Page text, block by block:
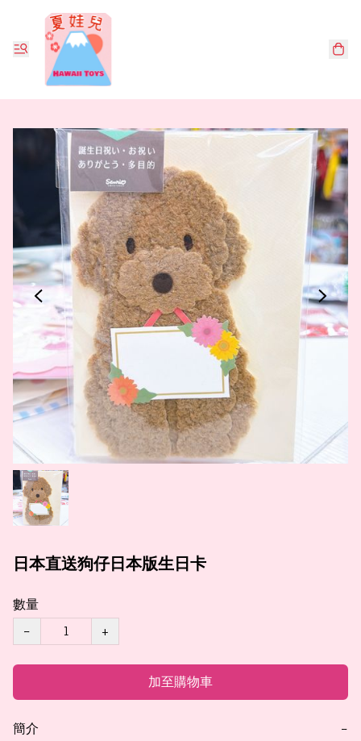
日本直送狗仔日本版生日卡
數量
−
+
加至購物車
簡介 −